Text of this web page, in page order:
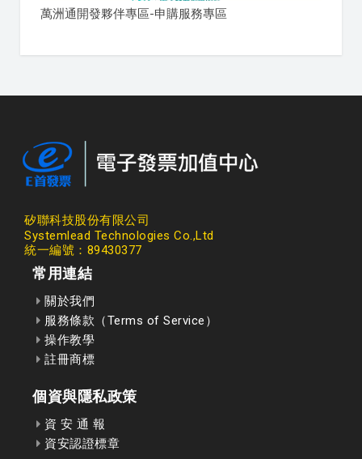
萬洲通開發夥伴專區-申購服務專區
矽聯科技股份有限公司
Systemlead Technologies Co.,Ltd
統一編號：89430377
常用連結
關於我們
服務條款（Terms of Service）
操作教學
註冊商標
個資與隱私政策
資 安 通 報
資安認證標章